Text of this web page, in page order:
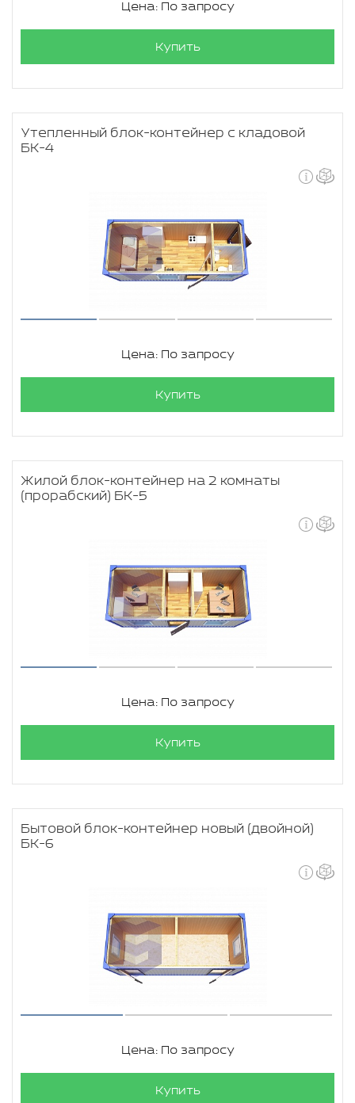
Цена: По запросу
Купить
Утепленный блок-контейнер с кладовой
БК-4
Цена: По запросу
Купить
Жилой блок-контейнер на 2 комнаты
(прорабский) БК-5
Цена: По запросу
Купить
Бытовой блок-контейнер новый (двойной)
БК-6
Цена: По запросу
Купить